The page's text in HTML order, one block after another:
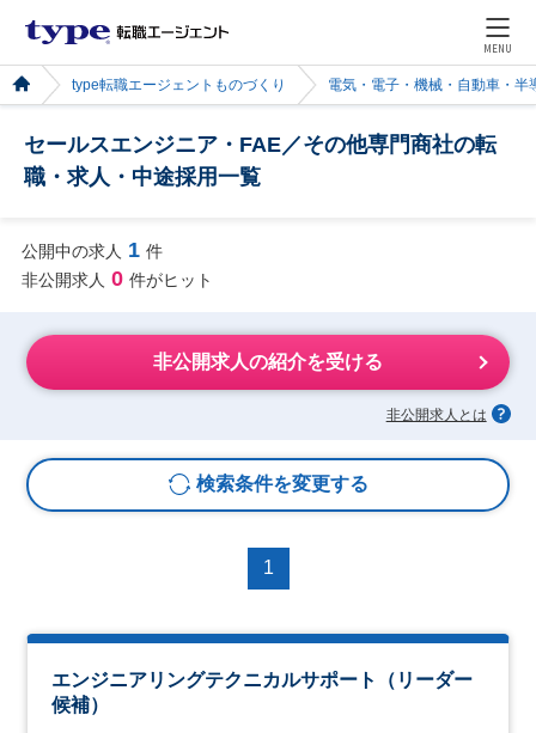
MENU
type転職エージェントものづくり 電気・電子・機械・自動車・半
セールスエンジニア・FAE／その他専門商社の転
職・求人・中途採用一覧
公開中の求人 1 件
非公開求人 0 件がヒット
非公開求人の紹介を受ける
非公開求人とは
検索条件を変更する
1
エンジニアリングテクニカルサポート（リーダー
候補）